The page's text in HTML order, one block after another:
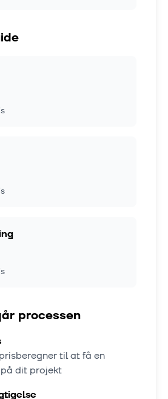
processen
til at få en
dit projekt